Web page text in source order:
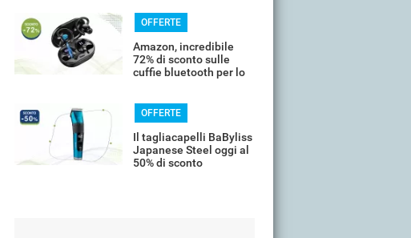
OFFERTE
Amazon, incredibile
72% di sconto sulle
cuffie bluetooth per lo
OFFERTE
Il tagliacapelli BaByliss
Japanese Steel oggi al
50% di sconto